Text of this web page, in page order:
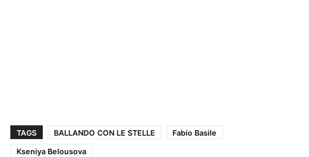
TAGS BALLANDO CON LE STELLE
Fabio Basile
Kseniya Belousova